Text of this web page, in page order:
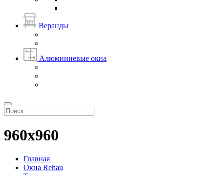
Веранды
Алюминиевые окна
960х960
Главная
Окна Rehau